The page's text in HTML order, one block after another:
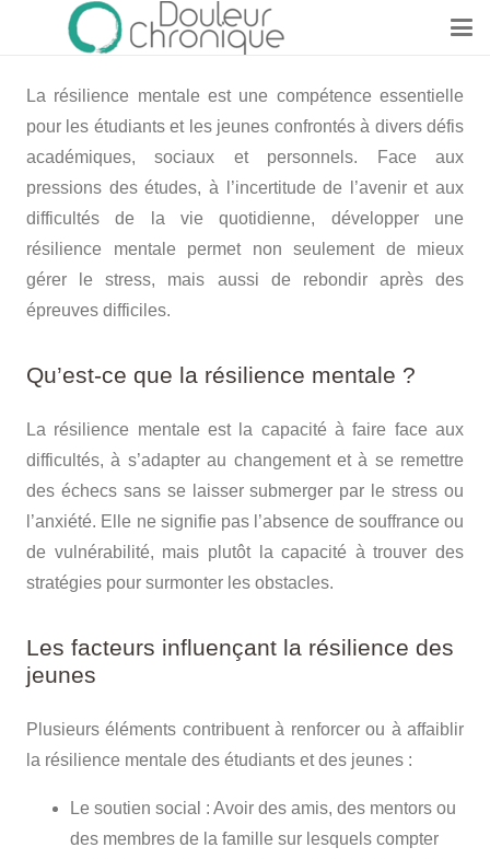
La résilience mentale est une compétence essentielle
pour les étudiants et les jeunes confrontés à divers défis
académiques, sociaux et personnels. Face aux
pressions des études, à l’incertitude de l’avenir et aux
difficultés de la vie quotidienne, développer une
résilience mentale permet non seulement de mieux
gérer le stress, mais aussi de rebondir après des
épreuves difficiles.
Qu’est-ce que la résilience mentale ?
La résilience mentale est la capacité à faire face aux
difficultés, à s’adapter au changement et à se remettre
des échecs sans se laisser submerger par le stress ou
l’anxiété. Elle ne signifie pas l’absence de souffrance ou
de vulnérabilité, mais plutôt la capacité à trouver des
stratégies pour surmonter les obstacles.
Les facteurs influençant la résilience des
jeunes
Plusieurs éléments contribuent à renforcer ou à affaiblir
la résilience mentale des étudiants et des jeunes :
Le soutien social : Avoir des amis, des mentors ou
des membres de la famille sur lesquels compter